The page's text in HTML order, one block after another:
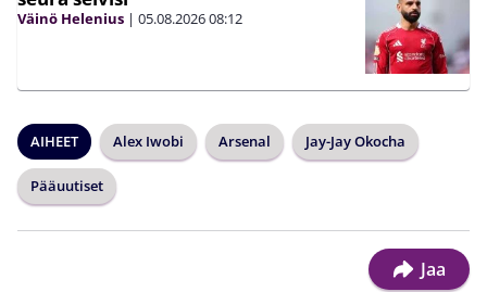
Väinö Helenius | 05.08.202608:12
AIHEET Alex Iwobi Arsenal Jay-Jay Okocha
Pääuutiset
Jaa